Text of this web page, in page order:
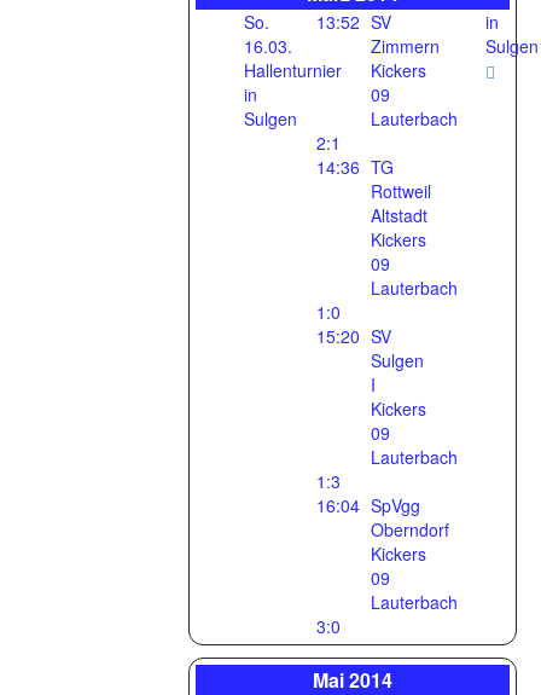
So.
16.03.
Hallenturnier
in
Sulgen
13:52 SV
Zimmern
Kickers
09
Lauterbach
2:1
14:36 TG
Rottweil
Altstadt
Kickers
09
Lauterbach
1:0
15:20 SV
Sulgen
I
Kickers
09
Lauterbach
1:3
16:04 SpVgg
Oberndorf
Kickers
09
Lauterbach
3:0
in
Sulgen
Mai 2014